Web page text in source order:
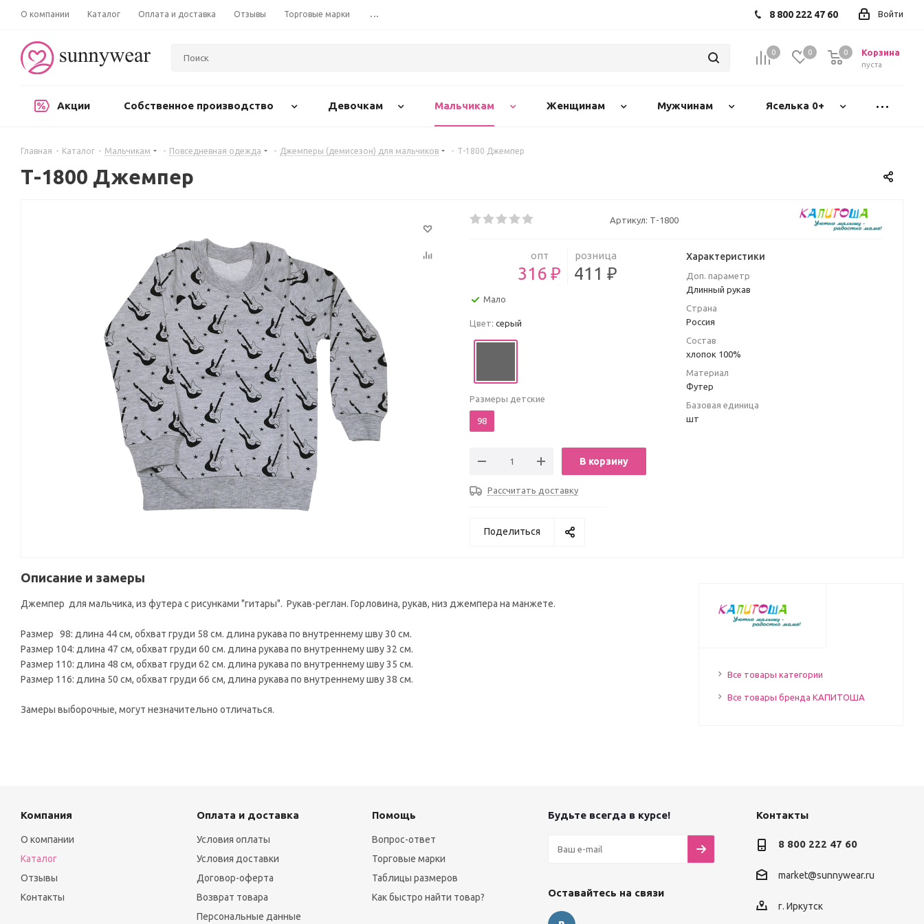
О компании Каталог Оплата и доставка Отзывы Торговые марки ... Войти
8 800 222 47 60
0 0 Корзина
пуста
0
Акции Собственное производство Девочкам Мальчикам Женщинам Мужчинам Яселька 0+
Главная - Каталог - Мальчикам - Повседневная одежда - Джемперы (демисезон) для мальчиков - Т-1800 Джемпер
Т-1800 Джемпер
Артикул: Т-1800
опт
316 ₽
розница
411 ₽
Мало
Цвет: серый
Размеры детские
98
В корзину
Рассчитать доставку
Характеристики
Доп. параметр
Длинный рукав
Страна
Россия
Состав
хлопок 100%
Материал
Футер
Базовая единица
шт
Поделиться
Описание и замеры
Джемпер для мальчика, из футера с рисунками "гитары". Рукав-реглан. Горловина, рукав, низ джемпера на манжете.
Размер 98: длина 44 см, обхват груди 58 см. длина рукава по внутреннему шву 30 см.
Размер 104: длина 47 см, обхват груди 60 см. длина рукава по внутреннему шву 32 см.
Размер 110: длина 48 см, обхват груди 62 см. длина рукава по внутреннему шву 35 см.
Размер 116: длина 50 см, обхват груди 66 см, длина рукава по внутреннему шву 38 см.
Замеры выборочные, могут незначительно отличаться.
Все товары категории
Все товары бренда КАПИТОША
Компания
О компании
Каталог
Отзывы
Контакты
Оплата и доставка
Условия оплаты
Условия доставки
Договор-оферта
Возврат товара
Персональные данные
Помощь
Вопрос-ответ
Торговые марки
Таблицы размеров
Как быстро найти товар?
Будьте всегда в курсе!
Оставайтесь на связи
Контакты
8 800 222 47 60
market@sunnywear.ru
г. Иркутск